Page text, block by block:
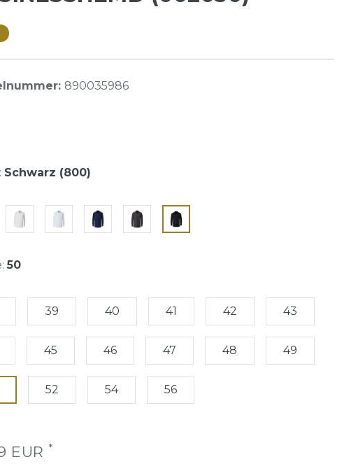
890035986
Schwarz (800)
50
39 40 41 42 43
45 46 47 48 49
52 54 56
EUR *